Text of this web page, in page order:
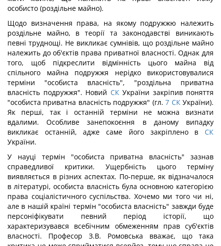
особисто (роздільне майно).
Щодо визначення права, на якому подружжю належить
роздільне майно, в теорії та законодавстві виникають
певні труднощі. Не викликає сумнівів, що роздільне майно
належить до об'єктів права приватної власності. Однак для
того, щоб підкреслити відмінність цього майна від
спільного майна подружжя нерідко використовувалися
терміни "особиста власність", "роздільна приватна
власність подружжя". Новий СКУкраїни закріпив поняття
"особиста приватна власність подружжя" (гл. 7 СКУкраїни).
Як перші, так і останній терміни не можна визнати
вдалими. Особливе занепокоєння в даному випадку
викликає останній, адже саме його закріплено в СК
України.
У науці термін "особиста приватна власність" зазнав
справедливої критики. Ущербність цього терміну
виявляється в різних аспектах. По-перше, як відзначалося
в літературі, особиста власність була основною категорією
права соціалістичного суспільства. Хочемо ми того чи ні,
але в нашій країні термін "особиста власність" завжди буде
персоніфікувати певний період історії, що
характеризувався всебічним обмеженням прав суб'єктів
власності. Професор З.В. Ромовська вважає, що така